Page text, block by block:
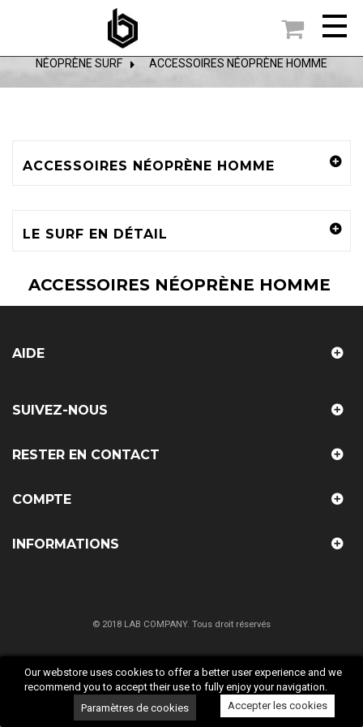
Our webstore uses cookies to offer a better user experience and we
recommend you to accept their use to fully enjoy your navigation.
Accepter les cookies
Paramètres de cookies
NÉOPRÈNE SURF
> ACCESSOIRES NÉOPRÈNE HOMME
ACCESSOIRES NÉOPRÈNE HOMME
LE SURF EN DÉTAIL
ACCESSOIRES NÉOPRÈNE HOMME
AIDE
SUIVEZ-NOUS
RESTER EN CONTACT
COMPTE
INFORMATIONS
© 2018 LAB COMPANY. Tous droit réservés
